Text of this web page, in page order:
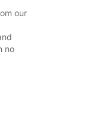
our
no